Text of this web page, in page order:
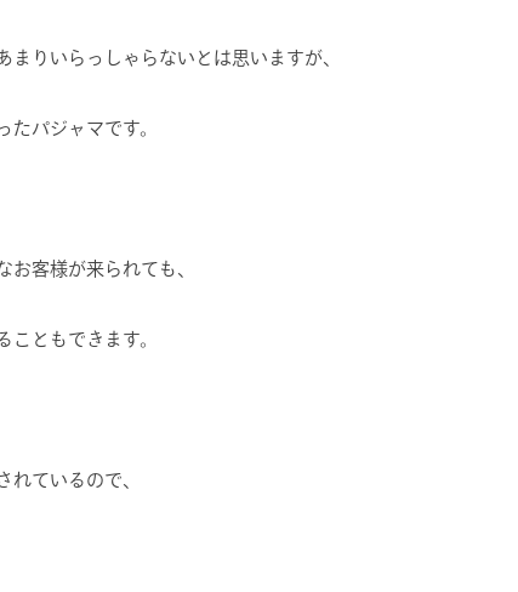
まりいらっしゃらないとは思いますが、
パジャマです。
客様が来られても、
ともできます。
ているので、